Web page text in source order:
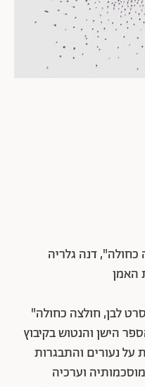
דנה גלריה
האמן
לבן, חולצה כחולה"
הישן והנטוש בקיבוץ
על נעורים והתבגרות
וערכיה